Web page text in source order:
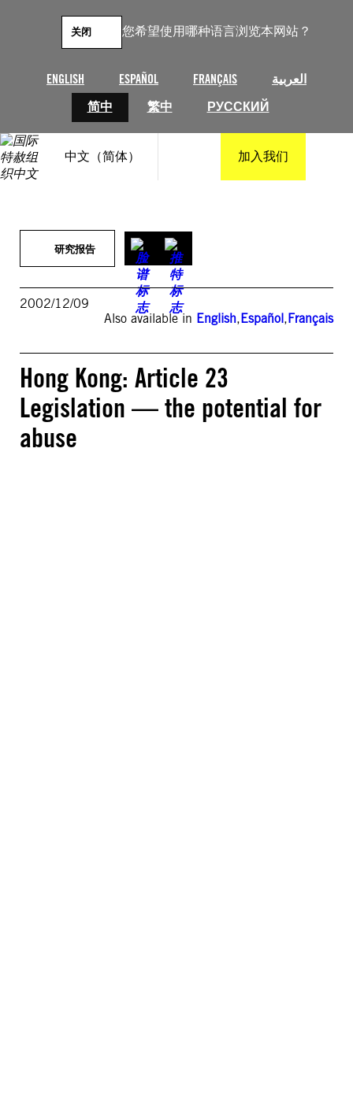
您希望使用哪种语言浏览本网站？
ENGLISH ESPAÑOL FRANÇAIS
العربية
简中
繁中 РУССКИЙ
关闭
中文（简体） 加入我们
研究报告
2002/12/09
Also available in English,Español,Français
Hong Kong: Article 23
Legislation — the potential for
abuse